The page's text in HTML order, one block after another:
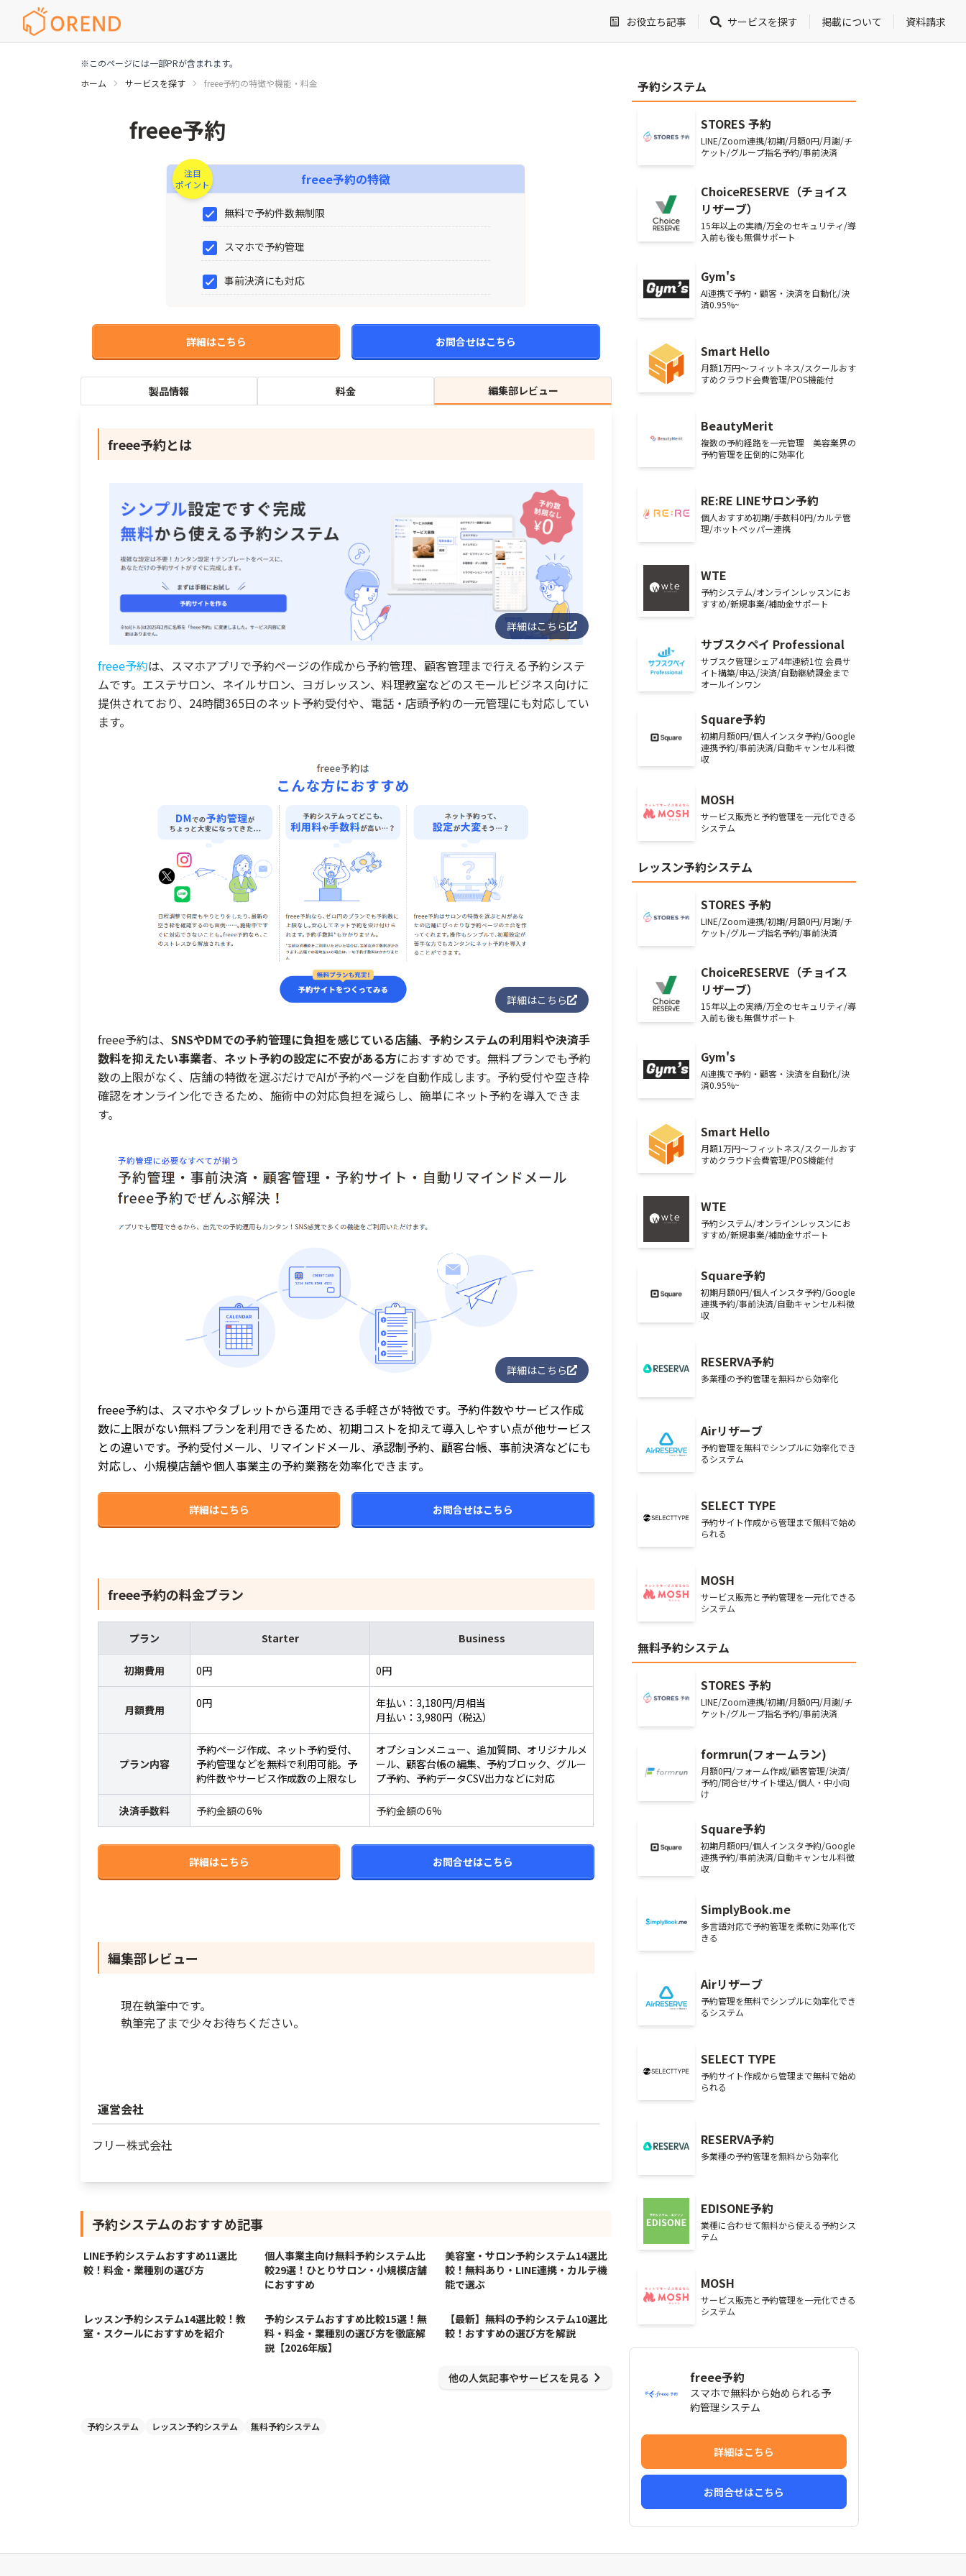
お役立ち記事 サービスを探す 掲載について 資料請求
※このページには一部PRが含まれます。
ホーム
サービスを探す freee予約の特徴や機能・料金
freee予約
注目
ポイント
freee予約の特徴
無料で予約件数無制限
スマホで予約管理
事前決済にも対応
詳細はこちら お問合せはこちら
製品情報 料金 編集部レビュー
freee予約とは
詳細はこちら
freee予約は、スマホアプリで予約ページの作成から予約管理、顧客管理まで行える予約システ
ムです。エステサロン、ネイルサロン、ヨガレッスン、料理教室などのスモールビジネス向けに
提供されており、24時間365日のネット予約受付や、電話・店頭予約の一元管理にも対応してい
ます。
詳細はこちら
freee予約は、 SNSやDMでの予約管理に負担を感じている店舗、 予約システムの利用料や決済手
数料を抑えたい事業者、 ネット予約の設定に不安がある方におすすめです。無料プランでも予約
数の上限がなく、店舗の特徴を選ぶだけでAIが予約ページを自動作成します。予約受付や空き枠
確認をオンライン化できるため、施術中の対応負担を減らし、簡単にネット予約を導入できま
す。
詳細はこちら
freee予約は、スマホやタブレットから運用できる手軽さが特徴です。予約件数やサービス作成
数に上限がない無料プランを利用できるため、初期コストを抑えて導入しやすい点が他サービス
との違いです。予約受付メール、リマインドメール、承認制予約、顧客台帳、事前決済などにも
対応し、小規模店舗や個人事業主の予約業務を効率化できます。
詳細はこちら お問合せはこちら
freee予約の料金プラン
プラン Starter Business
初期費用 0円 0円
月額費用 0円
年払い：3,180円/月相当
月払い：3,980円（税込）
プラン内容
予約ページ作成、ネット予約受付、
予約管理などを無料で利用可能。予
約件数やサービス作成数の上限なし
オプションメニュー、追加質問、オリジナルメ
ール、顧客台帳の編集、予約ブロック、グルー
プ予約、予約データCSV出力などに対応
決済手数料 予約金額の6% 予約金額の6%
詳細はこちら お問合せはこちら
編集部レビュー
現在執筆中です。
執筆完了まで少々お待ちください。
運営会社
フリー株式会社
予約システムのおすすめ記事
6/18/2026
LINE予約システムおすすめ11選比
較！料金・業種別の選び方
個人事業主向け無料予約システム比
較29選！ひとりサロン・小規模店舗
におすすめ
美容室・サロン予約システム14選比
較！無料あり・LINE連携・カルテ機
能で選ぶ
レッスン予約システム14選比較！教
室・スクールにおすすめを紹介
予約システムおすすめ比較15選！無
料・料金・業種別の選び方を徹底解
説【2026年版】
【最新】無料の予約システム10選比
較！おすすめの選び方を解説
他の人気記事やサービスを見る
予約システム レッスン予約システム 無料予約システム
予約システム
STORES 予約
LINE/Zoom連携/初期/月額0円/月謝/チ
ケット/グループ指名予約/事前決済
ChoiceRESERVE（チョイス
リザーブ）
15年以上の実績/万全のセキュリティ/導
入前も後も無償サポート
Gym's
AI連携で予約・顧客・決済を自動化/決
済0.95%~
Smart Hello
月額1万円～フィットネス/スクールおす
すめクラウド会費管理/POS機能付
BeautyMerit
複数の予約経路を一元管理 美容業界の
予約管理を圧倒的に効率化
RE:RE LINEサロン予約
個人おすすめ初期/手数料0円/カルテ管
理/ホットペッパー連携
WTE
予約システム/オンラインレッスンにお
すすめ/新規事業/補助金サポート
サブスクペイ Professional
サブスク管理シェア4年連続1位 会員サ
イト構築/申込/決済/自動継続課金まで
オールインワン
Square予約
初期月額0円/個人インスタ予約/Google
連携予約/事前決済/自動キャンセル料徴
収
MOSH
サービス販売と予約管理を一元化できる
システム
レッスン予約システム
STORES 予約
LINE/Zoom連携/初期/月額0円/月謝/チ
ケット/グループ指名予約/事前決済
ChoiceRESERVE（チョイス
リザーブ）
15年以上の実績/万全のセキュリティ/導
入前も後も無償サポート
Gym's
AI連携で予約・顧客・決済を自動化/決
済0.95%~
Smart Hello
月額1万円～フィットネス/スクールおす
すめクラウド会費管理/POS機能付
WTE
予約システム/オンラインレッスンにお
すすめ/新規事業/補助金サポート
Square予約
初期月額0円/個人インスタ予約/Google
連携予約/事前決済/自動キャンセル料徴
収
RESERVA予約
多業種の予約管理を無料から効率化
Airリザーブ
予約管理を無料でシンプルに効率化でき
るシステム
SELECT TYPE
予約サイト作成から管理まで無料で始め
られる
MOSH
サービス販売と予約管理を一元化できる
システム
無料予約システム
STORES 予約
LINE/Zoom連携/初期/月額0円/月謝/チ
ケット/グループ指名予約/事前決済
formrun(フォームラン)
月額0円/フォーム作成/顧客管理/決済/
予約/問合せ/サイト埋込/個人・中小向
け
Square予約
初期月額0円/個人インスタ予約/Google
連携予約/事前決済/自動キャンセル料徴
収
SimplyBook.me
多言語対応で予約管理を柔軟に効率化で
きる
Airリザーブ
予約管理を無料でシンプルに効率化でき
るシステム
SELECT TYPE
予約サイト作成から管理まで無料で始め
られる
RESERVA予約
多業種の予約管理を無料から効率化
EDISONE予約
業種に合わせて無料から使える予約シス
テム
MOSH
サービス販売と予約管理を一元化できる
システム
freee予約
スマホで無料から始められる予
約管理システム
詳細はこちら
お問合せはこちら